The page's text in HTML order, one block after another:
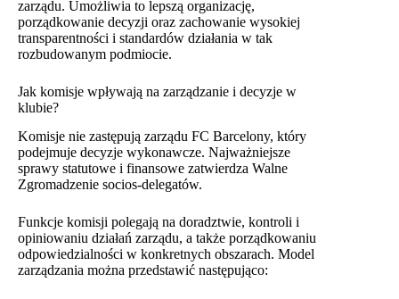
zarządu. Umożliwia to lepszą organizację,
porządkowanie decyzji oraz zachowanie wysokiej
transparentności i standardów działania w tak
rozbudowanym podmiocie.
Jak komisje wpływają na zarządzanie i decyzje w
klubie?
Komisje nie zastępują zarządu FC Barcelony, który
podejmuje decyzje wykonawcze. Najważniejsze
sprawy statutowe i finansowe zatwierdza Walne
Zgromadzenie socios-delegatów.
Funkcje komisji polegają na doradztwie, kontroli i
opiniowaniu działań zarządu, a także porządkowaniu
odpowiedzialności w konkretnych obszarach. Model
zarządzania można przedstawić następująco: